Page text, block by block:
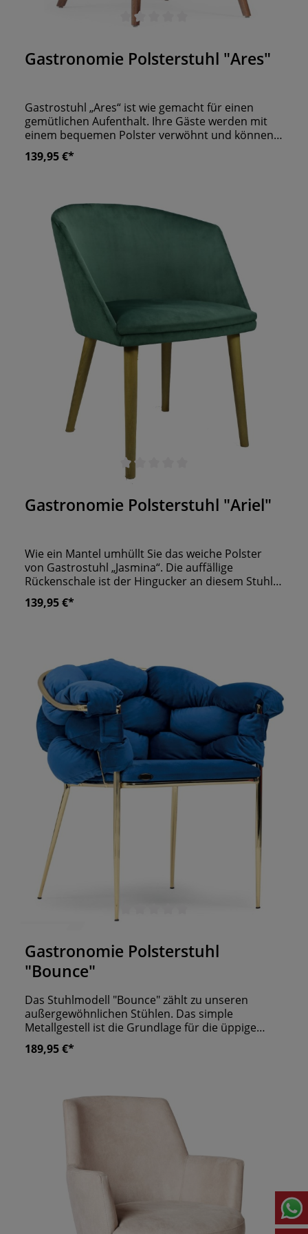
Gastronomie Polsterstuhl "Ares"
Gastrostuhl „Ares“ ist wie gemacht für einen
gemütlichen Aufenthalt. Ihre Gäste werden mit
einem bequemen Polster verwöhnt und können
so entspannt Ihr Angebot genießen. Die
außergewöhnliche Form der Rückenlehne fühlt
Buchenholz sorgen für viel Stabilität und lang
anhaltende Freude. Unser Polsterstuhl ergänzt
nahezu jeden Einrichtungsstil perfekt. Für Ihr
Lokal ganz bestimmt das Richtige!
139,95 €*
Durchschnittliche Bewertung von 0 von 5 Sternen
Gastronomie Polsterstuhl "Ariel"
Wie ein Mantel umhüllt Sie das weiche Polster
von Gastrostuhl „Jasmina“. Die auffällige
Rückenschale ist der Hingucker an diesem Stuhl.
Das sind nicht einfach nur Beine – das sind wahre
Stützen im Gastroalltag. Es ist für Ihre Gäste ein
Gemütlichkeit. Vielfältige Optionen ermöglichen
es Ihnen, den Stuhl an Ihr individuelles Konzept
anzupassen.
139,95 €*
Durchschnittliche Bewertung von 0 von 5 Sternen
Gastronomie Polsterstuhl
"Bounce"
Das Stuhlmodell "Bounce" zählt zu unseren
außergewöhnlichen Stühlen. Das simple
Metallgestell ist die Grundlage für die üppige
Polsterung. Denn Sitzfläche und Rückenlehne
sind großzügig aufgepolstert und sorgen für den
Stuhl perfekt mit Ihrem Mobiliar harmoniert,
wählen Sie einen Samtbezug in einer Farbe, die
den Stil Ihrer Einrichtung unterstreicht.
189,95 €*